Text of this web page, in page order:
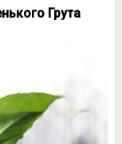
Грута